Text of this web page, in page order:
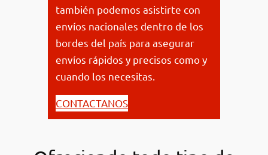
también podemos asistirte con
envíos nacionales dentro de los
bordes del país para asegurar
envíos rápidos y precisos como y
cuando los necesitas.
CONTACTANOS